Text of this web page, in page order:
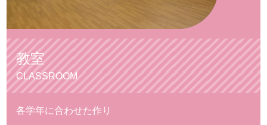
教室
CLASSROOM
各学年に合わせた作り